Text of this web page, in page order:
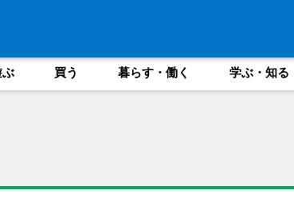
買う 暮らす・働く 学ぶ・知る